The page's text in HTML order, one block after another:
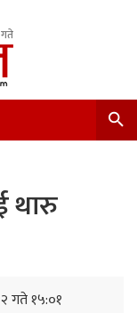
थारु
गते १५:०१